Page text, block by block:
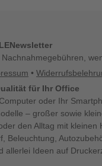
Newsletter
•
für Ihr Office
oder Ihr
– großer sowie
den Alltag mit kleinen
allerlei Ideen auf